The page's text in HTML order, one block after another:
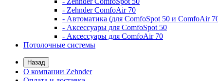
- Zehnder ComfoAir 70
- Автоматика (для ComfoSpot 50 и ComfoAir
- Аксессуары для ComfoSpot 50
- Аксессуары для ComfoAir 70
Потолочные системы
Назад
О компании Zehnder